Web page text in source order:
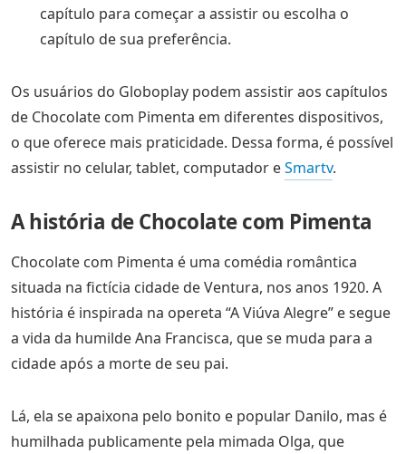
capítulo para começar a assistir ou escolha o
capítulo de sua preferência.
Os usuários do Globoplay podem assistir aos capítulos
de Chocolate com Pimenta em diferentes dispositivos,
o que oferece mais praticidade. Dessa forma, é possível
assistir no celular, tablet, computador eSmartv.
A história de Chocolate com Pimenta
Chocolate com Pimenta é uma comédia romântica
situada na fictícia cidade de Ventura, nos anos 1920. A
história é inspirada na opereta “A Viúva Alegre” e segue
a vida da humilde Ana Francisca, que se muda para a
cidade após a morte de seu pai.
Lá, ela se apaixona pelo bonito e popular Danilo, mas é
humilhada publicamente pela mimada Olga, que